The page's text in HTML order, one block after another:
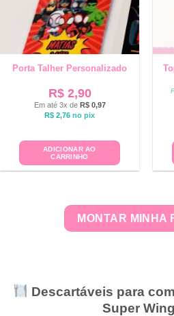
Porta Talher Personalizado
R$2,90
Em até 3x de R$0,97
R$ 2,76 no pix
ADICIONAR AO
CARRINHO
MONTAR MINHA
Descartáveis para
Super